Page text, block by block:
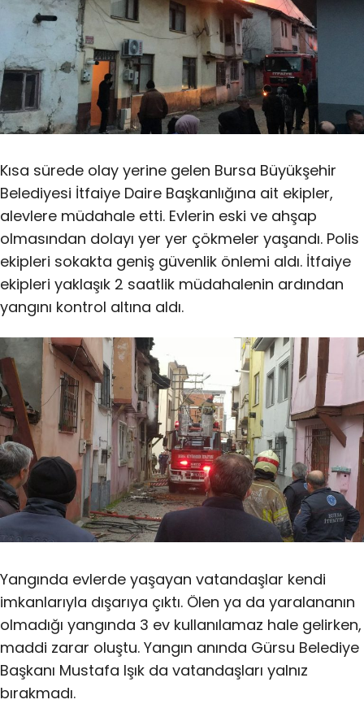
Kısa sürede olay yerine gelen Bursa Büyükşehir
Belediyesi İtfaiye Daire Başkanlığına ait ekipler,
alevlere müdahale etti. Evlerin eski ve ahşap
olmasından dolayı yer yer çökmeler yaşandı. Polis
ekipleri sokakta geniş güvenlik önlemi aldı. İtfaiye
ekipleri yaklaşık 2 saatlik müdahalenin ardından
yangını kontrol altına aldı.
Yangında evlerde yaşayan vatandaşlar kendi
imkanlarıyla dışarıya çıktı. Ölen ya da yaralananın
olmadığı yangında 3 ev kullanılamaz hale gelirken,
maddi zarar oluştu. Yangın anında Gürsu Belediye
Başkanı Mustafa Işık da vatandaşları yalnız
bırakmadı.